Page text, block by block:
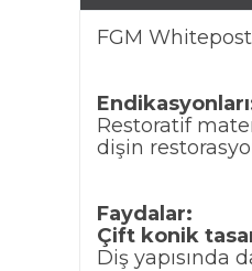
FGM
Restoratif
dişin
Faydalar:
Çift konik
Diş yapısında